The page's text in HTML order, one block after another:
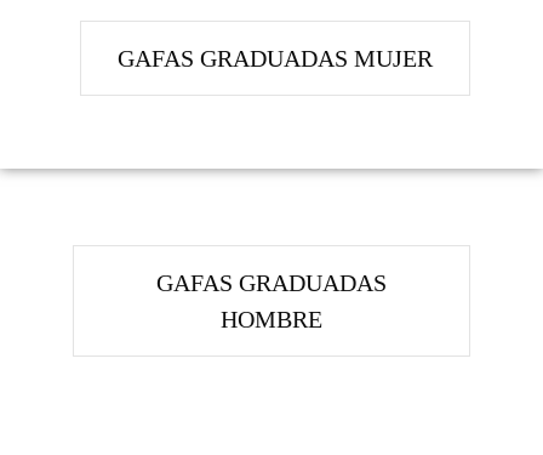
GAFAS GRADUADAS MUJER
GAFAS GRADUADAS
HOMBRE